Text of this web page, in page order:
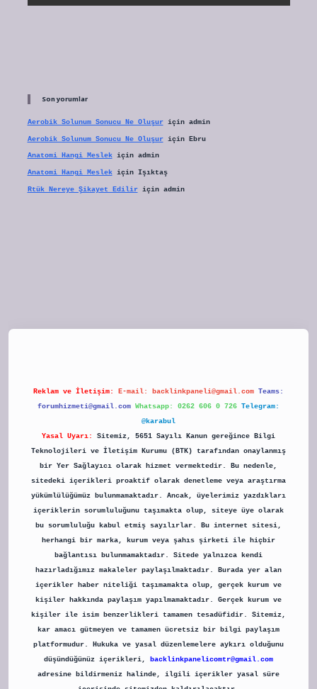
Son yorumlar
Aerobik Solunum Sonucu Ne Oluşuriçin admin
Aerobik Solunum Sonucu Ne Oluşuriçin Ebru
Anatomi Hangi Meslekiçin admin
Anatomi Hangi Meslekiçin Işıktaş
Rtük Nereye Şikayet Ediliriçin admin
Reklam ve İletişim: E-mail: backlinkpaneli@gmail.com Teams:
forumhizmeti@gmail.com Whatsapp: 0262 606 0 726 Telegram:
@karabul
Yasal Uyarı:
Sitemiz, 5651 Sayılı Kanun gereğince Bilgi
Teknolojileri ve İletişim Kurumu (BTK) tarafından onaylanmış
bir Yer Sağlayıcı olarak hizmet vermektedir. Bu nedenle,
sitedeki içerikleri proaktif olarak denetleme veya araştırma
yükümlülüğümüz bulunmamaktadır. Ancak, üyelerimiz yazdıkları
içeriklerin sorumluluğunu taşımakta olup, siteye üye olarak
bu sorumluluğu kabul etmiş sayılırlar. Bu internet sitesi,
herhangi bir marka, kurum veya şahıs şirketi ile hiçbir
bağlantısı bulunmamaktadır. Sitede yalnızca kendi
hazırladığımız makaleler paylaşılmaktadır. Burada yer alan
içerikler haber niteliği taşımamakta olup, gerçek kurum ve
kişiler hakkında paylaşım yapılmamaktadır. Gerçek kurum ve
kişiler ile isim benzerlikleri tamamen tesadüfidir. Sitemiz,
kar amacı gütmeyen ve tamamen ücretsiz bir bilgi paylaşım
platformudur. Hukuka ve yasal düzenlemelere aykırı olduğunu
düşündüğünüz içerikleri,
backlinkpanelicomtr@gmail.com
adresine bildirmeniz halinde, ilgili içerikler yasal süre